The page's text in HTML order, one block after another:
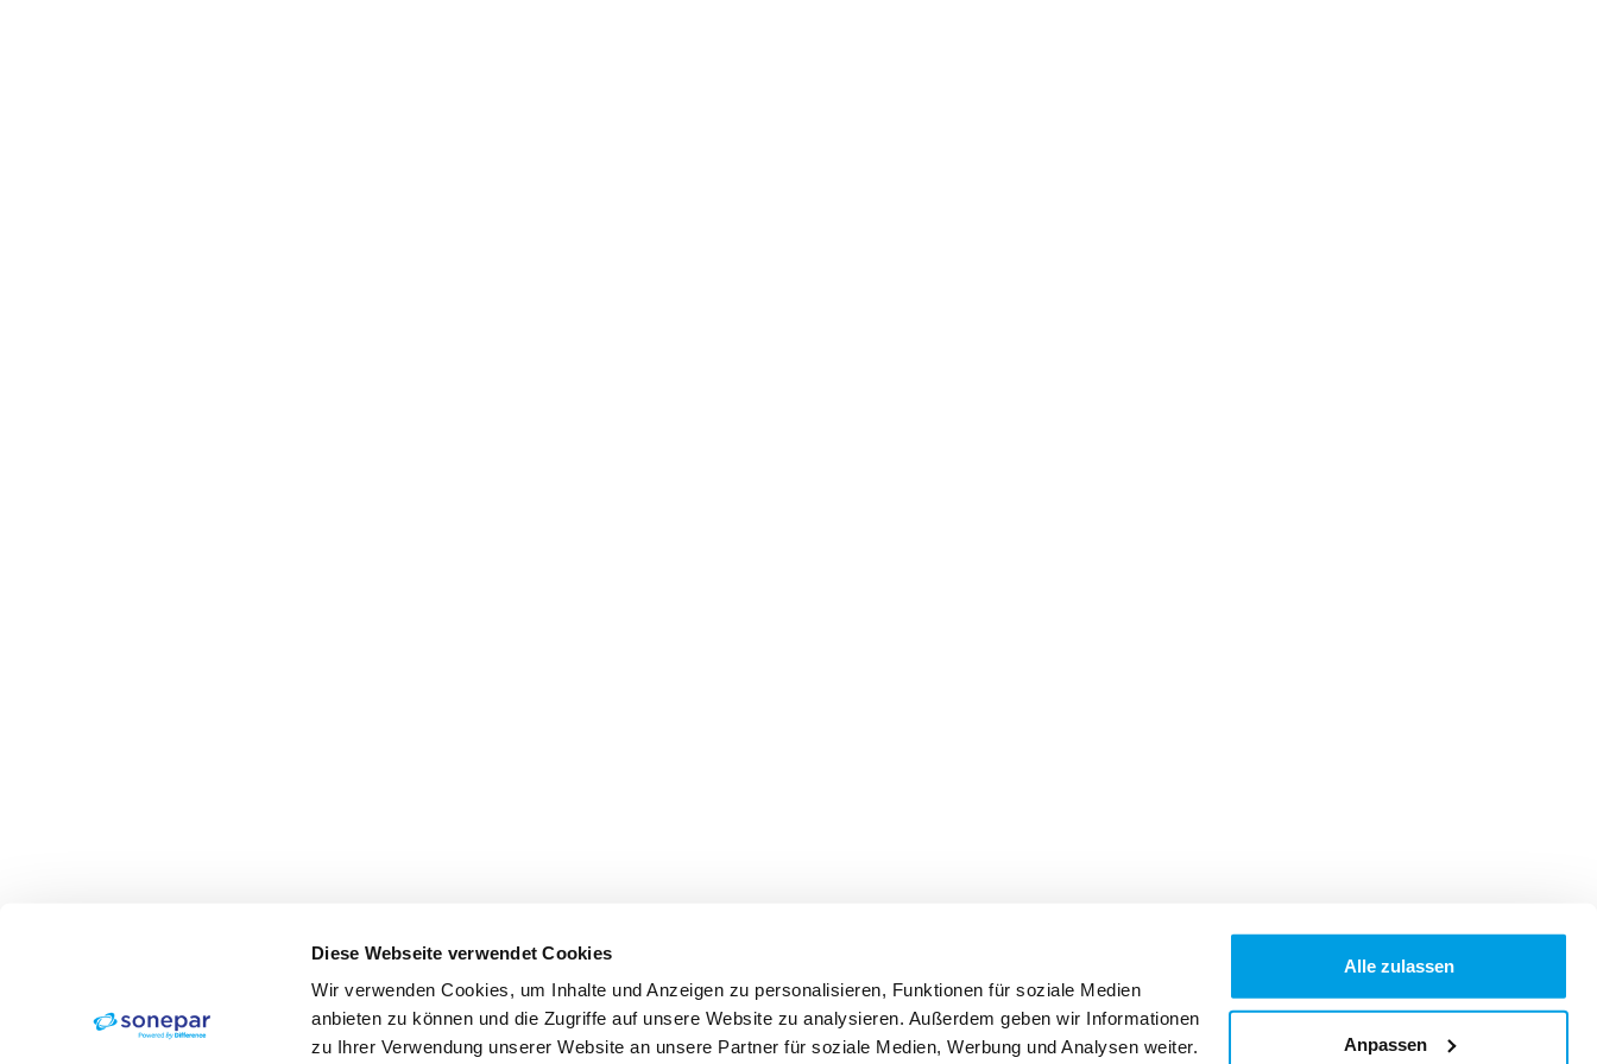
Diese Webseite verwendet Cookies
Wir verwenden Cookies, um Inhalte und Anzeigen zu personalisieren, Funktionen für soziale Medien
anbieten zu können und die Zugriffe auf unsere Website zu analysieren. Außerdem geben wir Informationen
zu Ihrer Verwendung unserer Website an unsere Partner für soziale Medien, Werbung und Analysen weiter.
Alle zulassen
Anpassen